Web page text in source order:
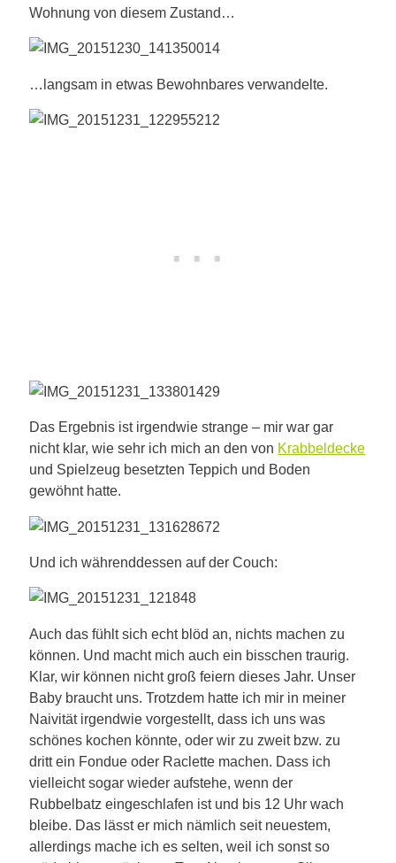
Wohnung von diesem Zustand…
…langsam in etwas Bewohnbares verwandelte.
Das Ergebnis ist irgendwie strange – mir war gar
nicht klar, wie sehr ich mich an den von Krabbeldecke
und Spielzeug besetzten Teppich und Boden
gewöhnt hatte.
Und ich währenddessen auf der Couch:
Auch das fühlt sich echt blöd an, nichts machen zu
können. Und macht mich auch ein bisschen traurig.
Klar, wir können nicht groß feiern dieses Jahr. Unser
Baby braucht uns. Trotzdem hatte ich mir in meiner
Naivität irgendwie vorgestellt, dass ich uns was
schönes kochen könnte, oder wir zu zweit bzw. zu
dritt ein Fondue oder Raclette machen. Dass ich
vielleicht sogar wieder aufstehe, wenn der
Rubbelbatz eingeschlafen ist und bis 12 Uhr wach
bleibe. Das lässt er mich nämlich seit neuestem,
allerdings mache ich es selten, weil ich sonst so